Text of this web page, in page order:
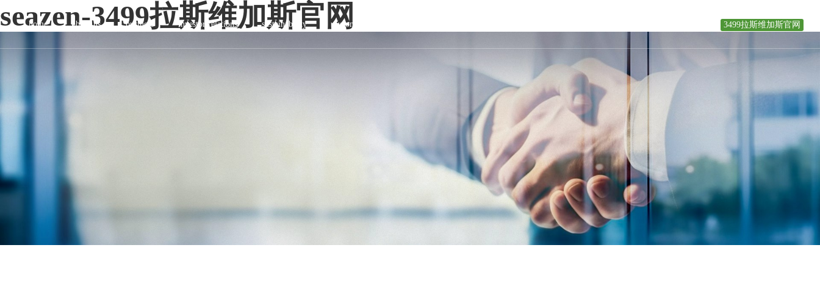
seazen-3499拉斯维加斯官网
home about us business investor relations sustainability customer service 3499拉斯维加斯官网